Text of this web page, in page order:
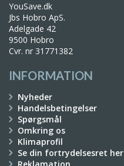
YouSave.dk
Jbs Hobro ApS.
Adelgade 42
9500 Hobro
Cvr. nr 31771382
INFORMATION
Nyheder
Handelsbetingelser
Spørgsmål
Omkring os
Klimaprofil
Se din fortrydelsesret her